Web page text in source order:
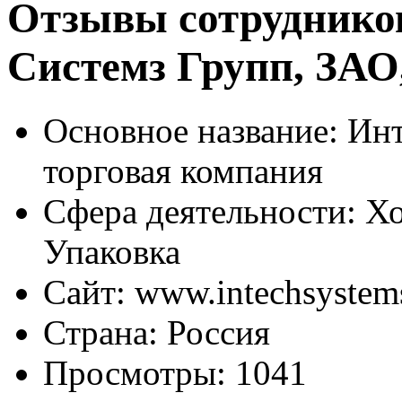
Отзывы
Системз Групп,
Основное название:
торговая компания
Сфера деятельности:
Упаковка
Сайт:
Страна: Россия
Просмотры: 1041